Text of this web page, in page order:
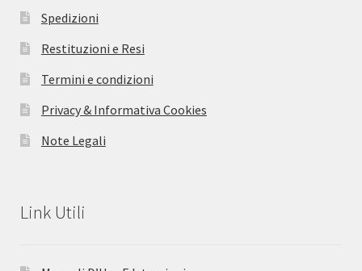
Spedizioni
Restituzioni e Resi
Termini e condizioni
Privacy & Informativa Cookies
Note Legali
Link Utili